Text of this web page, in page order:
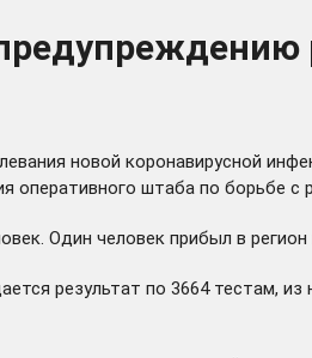
новой коронавирусной
штаба по борьбе с
Один человек прибыл в регион
результат по 3664 тестам,